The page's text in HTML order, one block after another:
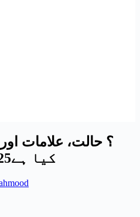
؟ حالت، علامات
سمجھناClade 1b 2025کیا ہے